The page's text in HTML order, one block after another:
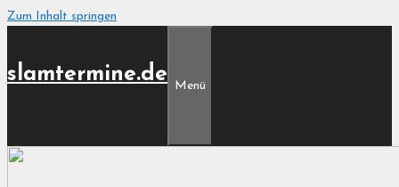
Zum Inhalt springen
slamtermine.de
Menü